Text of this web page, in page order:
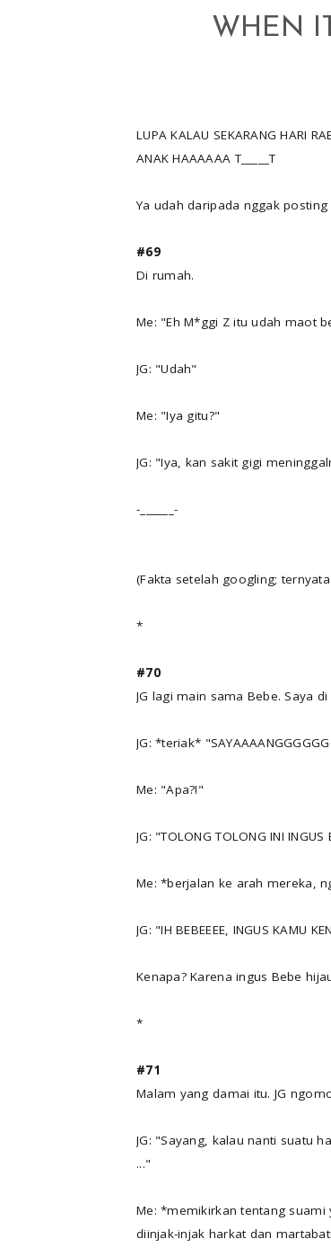
WHEN
LUPA KALAU SEKARANG HARI
ANAK HAAAAAA T_____T
Ya udah daripada nggak
#69
Di rumah.
Me: "Eh M*ggi Z itu udah maot
JG: "Udah"
Me: "Iya gitu?"
JG: "Iya, kan sakit gigi
-______-
(Fakta setelah googling;
*
#70
JG lagi main sama Bebe. Saya
JG: *teriak*
Me: "Apa?!"
JG: "TOLONG TOLONG INI INGUS
Me: *berjalan ke arah mereka,
JG: "IH BEBEEEE, INGUS KAMU
Kenapa? Karena ingus Bebe
*
#71
Malam yang damai itu. JG
JG: "Sayang, kalau nanti suatu
..."
Me: *memikirkan tentang
diinjak-injak harkat dan